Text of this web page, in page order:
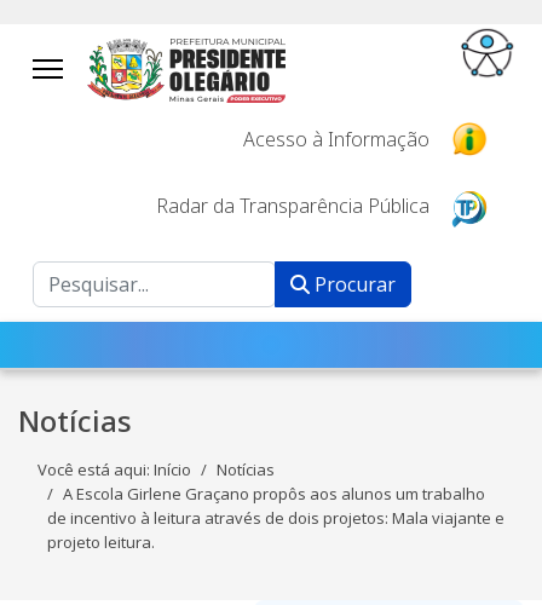
Acesso à Informação
Radar da Transparência Pública
Procurar Procurar
Notícias
Você está aqui: Início
Notícias
A Escola Girlene Graçano propôs aos alunos um trabalho
de incentivo à leitura através de dois projetos: Mala viajante e
projeto leitura.